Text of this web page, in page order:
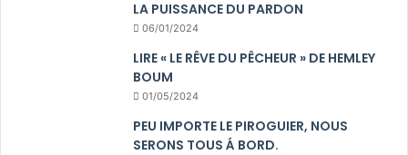
LA PUISSANCE DU PARDON
06/01/2024
LIRE « LE RÊVE DU PÊCHEUR » DE HEMLEY
BOUM
01/05/2024
PEU IMPORTE LE PIROGUIER, NOUS
SERONS TOUS Á BORD.